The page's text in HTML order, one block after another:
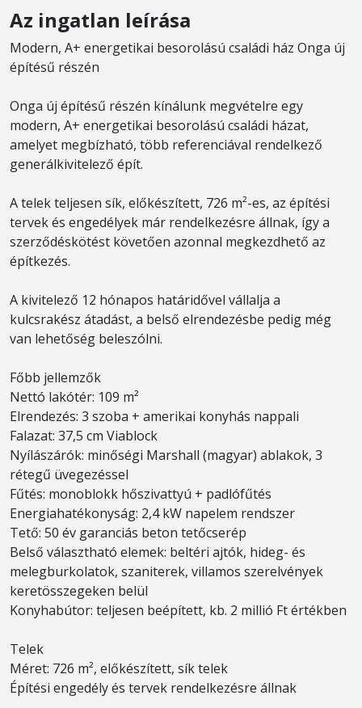
Az ingatlan leírása
Modern, A+ energetikai besorolású családi ház Onga új
építésű részén
Onga új építésű részén kínálunk megvételre egy
modern, A+ energetikai besorolású családi házat,
amelyet megbízható, több referenciával rendelkező
generálkivitelező épít.
A telek teljesen sík, előkészített, 726 m²-es, az építési
tervek és engedélyek már rendelkezésre állnak, így a
szerződéskötést követően azonnal megkezdhető az
építkezés.
A kivitelező 12 hónapos határidővel vállalja a
kulcsrakész átadást, a belső elrendezésbe pedig még
van lehetőség beleszólni.
Főbb jellemzők
Nettó lakótér: 109 m²
Elrendezés: 3 szoba + amerikai konyhás nappali
Falazat: 37,5 cm Viablock
Nyílászárók: minőségi Marshall (magyar) ablakok, 3
rétegű üvegezéssel
Fűtés: monoblokk hőszivattyú + padlófűtés
Energiahatékonyság: 2,4 kW napelem rendszer
Tető: 50 év garanciás beton tetőcserép
Belső választható elemek: beltéri ajtók, hideg- és
melegburkolatok, szaniterek, villamos szerelvények
keretösszegeken belül
Konyhabútor: teljesen beépített, kb. 2 millió Ft értékben
Telek
Méret: 726 m², előkészített, sík telek
Építési engedély és tervek rendelkezésre állnak